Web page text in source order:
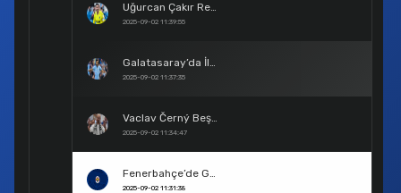
2025-09-02 11:39:55
2025-09-02 11:37:35
2025-09-02 11:34:47
2025-09-02 11:31:38